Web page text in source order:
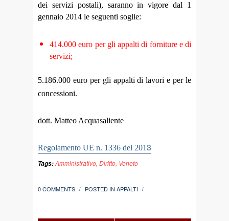
dei servizi postali), saranno in vigore dal 1
gennaio 2014 le seguenti soglie:
414.000 euro per gli appalti di forniture e di
servizi;
5.186.000 euro per gli appalti di lavori e per le
concessioni.
dott. Matteo Acquasaliente
Regolamento UE n. 1336 del 2013
Tags:Amministrativo, Diritto, Veneto
0 COMMENTS / POSTED IN APPALTI /